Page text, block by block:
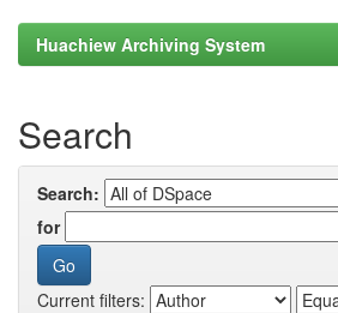
Huachiew Archiving System
Search
Search:
for
Current filters: